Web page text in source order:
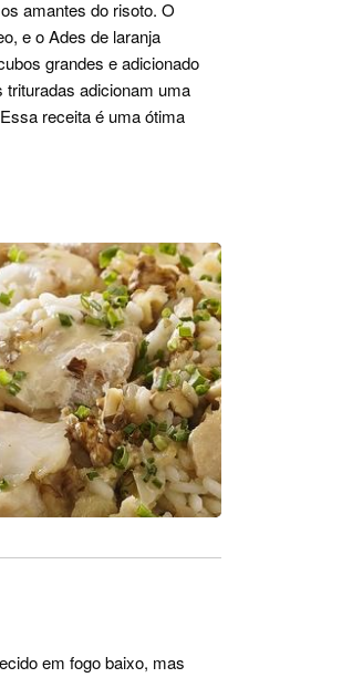
amantes do risoto. O
e o Ades de laranja
grandes e adicionado
adicionam uma
receita é uma ótima
em fogo baixo, mas